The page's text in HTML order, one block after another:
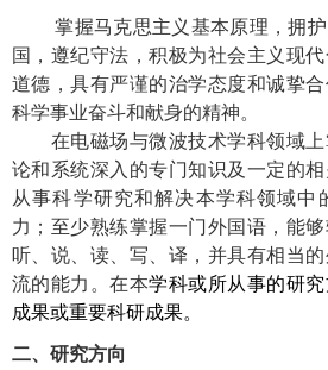
掌握马克思主义 基本原理 ，拥
国，遵纪守法，积极为社会主义现
道德，具有严谨的治学态度和诚挚
科学事业奋斗和献身的精神。
在电磁场与微波技术学科领域上
论和系统深入的专门知识及一定的
从事科学研究和解决本学科领域中
力； 至少熟练掌握一门外国语，能
听、说、读、写、译，并具有相当
流的能力。在本学科或所从事的研
成果或重要科研成果。
二、研究方向